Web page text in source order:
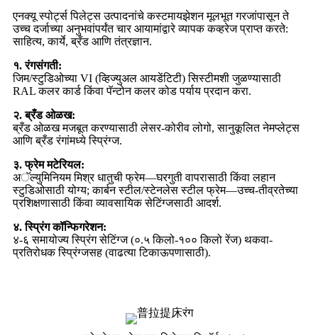
एनक्यू स्पोर्ट्स पिलेट्स उत्पादनांचे कस्टमायझेशन मूलभूत गरजांपासून ते
उच्च दर्जाच्या अनुभवांपर्यंत चार आयामांद्वारे व्यापक कव्हरेज प्राप्त करते:
साहित्य, कार्ये, ब्रँड आणि तंत्रज्ञान.
१. रंगसंगती:
जिम/स्टुडिओच्या VI (व्हिज्युअल आयडेंटिटी) सिस्टीमशी जुळण्यासाठी
RAL कलर कार्ड किंवा पॅन्टोन कलर कोड पर्याय प्रदान करा.
२. ब्रँड ओळख:
ब्रँड ओळख मजबूत करण्यासाठी लेसर-कोरीव लोगो, सानुकूलित नेमप्लेट्स
आणि ब्रँड रंगांमध्ये स्प्रिंग्ज.
३. फ्रेम मटेरियल:
अॅल्युमिनियम मिश्र धातुची फ्रेम—घरगुती वापरासाठी किंवा लहान
स्टुडिओसाठी योग्य; कार्बन स्टील/स्टेनलेस स्टील फ्रेम—उच्च-तीव्रतेच्या
प्रशिक्षणासाठी किंवा व्यावसायिक सेटिंग्जसाठी आदर्श.
४. स्प्रिंग कॉन्फिगरेशन:
४-६ समायोज्य स्प्रिंग सेटिंग्ज (०.५ किलो-१०० किलो रेंज) थकवा-
प्रतिरोधक स्प्रिंग्जसह (वाढत्या टिकाऊपणासाठी).